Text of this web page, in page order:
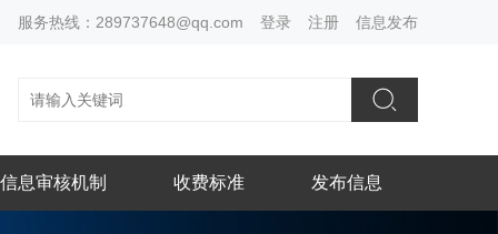
服务热线：289737648@qq.com 登录 注册 信息发布
信息审核机制 收费标准 发布信息